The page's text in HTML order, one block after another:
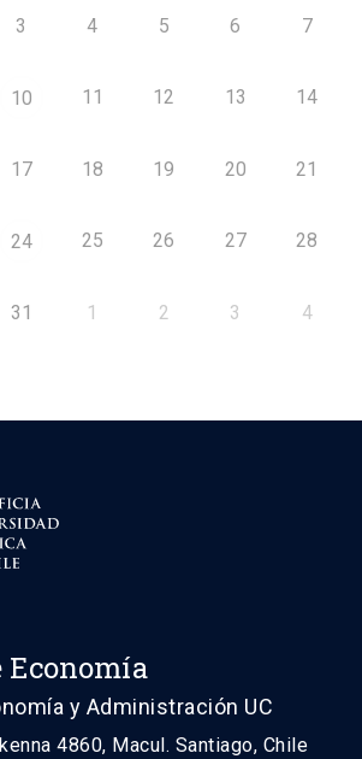
3 4 5 6 7
10 11 12 13 14
17 18 19 20 21
24 25 26 27 28
31 1 2 3 4
y Administración UC
4860, Macul. Santiago, Chile